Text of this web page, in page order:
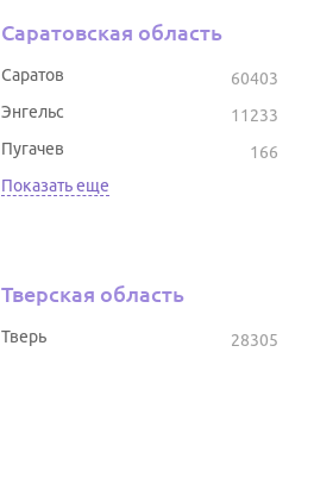
Саратовская область
60403
Саратов
11233
Энгельс
166
Пугачев
Показать еще
Тверская область
28305
Тверь